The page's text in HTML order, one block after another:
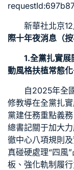
新華社北京
際十年夜消息（
1.全黨扎實
動風格扶植常態
自2025年全
修教導在全黨扎
黨建任務重點義
總書記關于加大
徹中心八項規則
真碰硬處理“四風
板、強化軌制履